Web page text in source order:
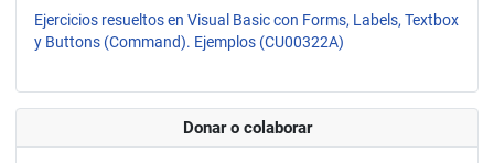
Ejercicios resueltos en Visual Basic con Forms, Labels, Textbox
y Buttons (Command). Ejemplos (CU00322A)
Donar o colaborar